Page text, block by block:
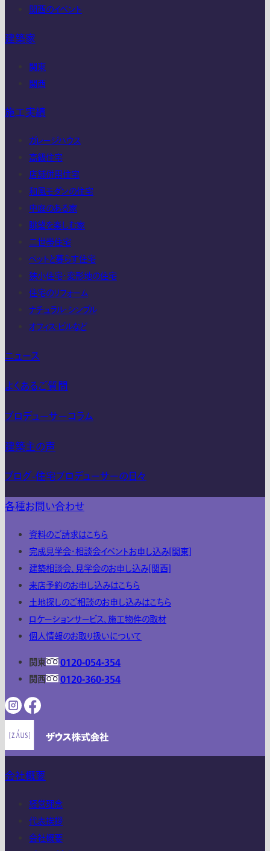
関西のイベント
建築家
関東
関西
施工実績
ガレージハウス
高級住宅
店舗併用住宅
和風モダンの住宅
中庭のある家
眺望を楽しむ家
二世帯住宅
ペットと暮らす住宅
狭小住宅・変形地の住宅
住宅のリフォーム
ナチュラル・シンプル
オフィス・ビルなど
ニュース
よくあるご質問
プロデューサーコラム
建築主の声
ブログ-住宅プロデューサーの日々
各種お問い合わせ
資料のご請求はこちら
完成見学会・相談会イベントお申し込み[関東]
建築相談会、見学会のお申し込み[関西]
来店予約のお申し込みはこちら
土地探しのご相談のお申し込みはこちら
ロケーションサービス、施工物件の取材
個人情報のお取り扱いについて
関東
0120-054-354
関西
0120-360-354
会社概要
経営理念
代表挨拶
会社概要